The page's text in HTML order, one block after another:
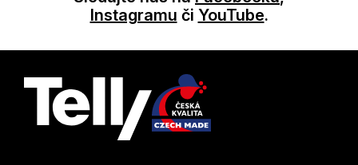
Instagramu či YouTube.